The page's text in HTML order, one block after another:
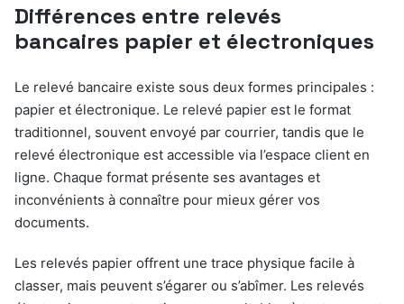
Différences entre relevés
bancaires papier et électroniques
Le relevé bancaire existe sous deux formes principales :
papier et électronique. Le relevé papier est le format
traditionnel, souvent envoyé par courrier, tandis que le
relevé électronique est accessible via l’espace client en
ligne. Chaque format présente ses avantages et
inconvénients à connaître pour mieux gérer vos
documents.
Les relevés papier offrent une trace physique facile à
classer, mais peuvent s’égarer ou s’abîmer. Les relevés